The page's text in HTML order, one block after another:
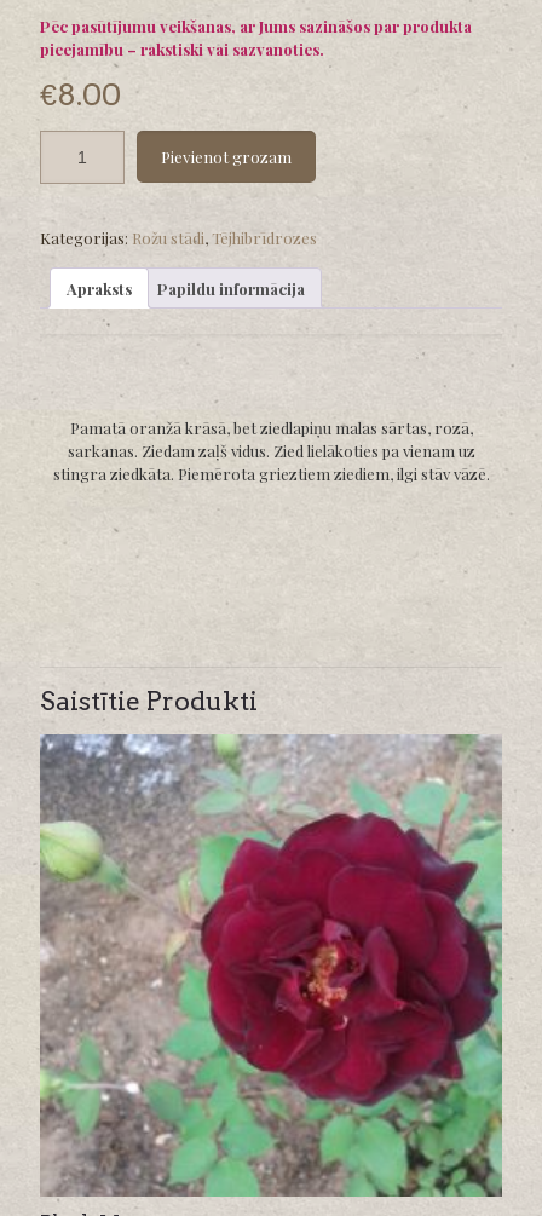
Pēc pasūtījumu veikšanas, ar Jums sazināšos par produkta
pieejamību – rakstiski vai sazvanoties.
€8.00
Pievienot grozam
Kategorijas: Rožu stādi,Tējhibrīdrozes
Apraksts Papildu informācija
Pamatā oranžā krāsā, bet ziedlapiņu malas sārtas, rozā,
sarkanas. Ziedam zaļš vidus. Zied lielākoties pa vienam uz
stingra ziedkāta. Piemērota grieztiem ziediem, ilgi stāv vāzē.
Saistītie Produkti